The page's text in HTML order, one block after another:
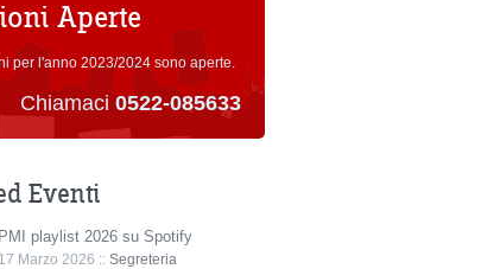
Aperte
per l'anno 2023/2024 sono aperte.
Chiamaci 0522-085633
Eventi
PMI playlist 2026 su Spotify
17 Marzo 2026 :: Segreteria